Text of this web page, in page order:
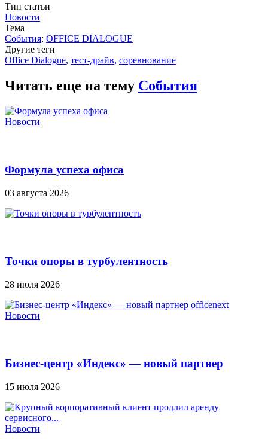
Тип статьи
Новости
Тема
События: OFFICE DIALOGUE
Другие теги
Office Dialogue, тест-драйв, соревнование
Читать еще на тему События
Новости
Формула успеха офиса
03 августа 2026
Точки опоры в турбулентность
28 июля 2026
Новости
Бизнес-центр «Индекс» — новый партнер
15 июля 2026
Новости